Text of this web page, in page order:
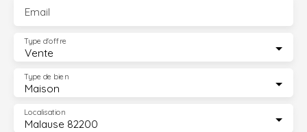
Email
Vente
Type d'offre
Maison
Type de bien
Malause 82200
Localisation